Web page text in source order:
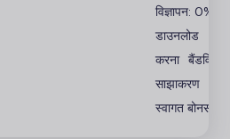
अर्जित करने में
सक्षम बनाना।
विज्ञापन: 0%
डाउनलोड
करना बैंडविड्थ
साझाकरण
स्वागत बोनस